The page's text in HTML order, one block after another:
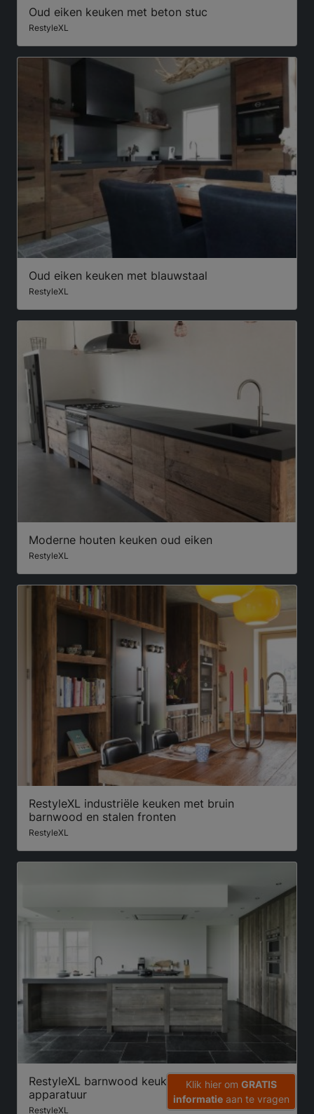
Oud eiken keuken met beton stuc
RestyleXL
Oud eiken keuken met blauwstaal
RestyleXL
Moderne houten keuken oud eiken
RestyleXL
RestyleXL industriële keuken met bruin
barnwood en stalen fronten
RestyleXL
RestyleXL barnwood keuken met KitchenAid
apparatuur
RestyleXL
Klik hier om GRATIS
informatie aan te vragen